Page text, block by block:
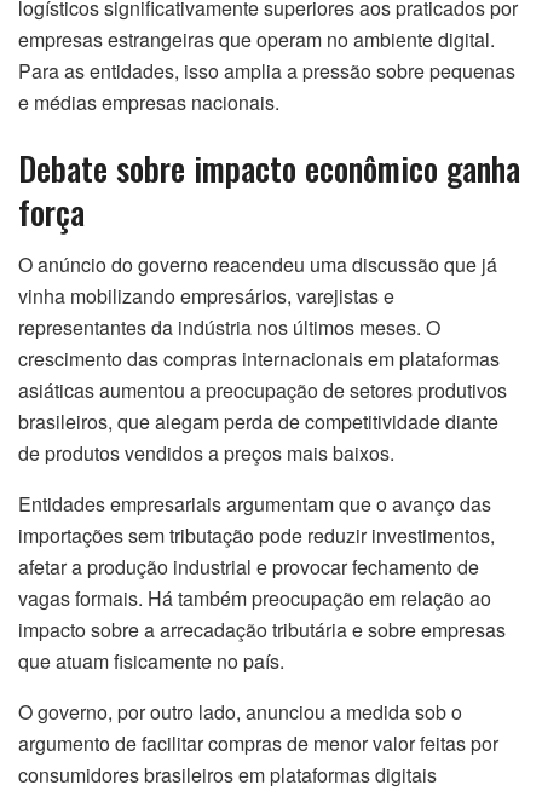
logísticos significativamente superiores aos praticados por
empresas estrangeiras que operam no ambiente digital.
Para as entidades, isso amplia a pressão sobre pequenas
e médias empresas nacionais.
Debate sobre impacto econômico ganha
força
O anúncio do governo reacendeu uma discussão que já
vinha mobilizando empresários, varejistas e
representantes da indústria nos últimos meses. O
crescimento das compras internacionais em plataformas
asiáticas aumentou a preocupação de setores produtivos
brasileiros, que alegam perda de competitividade diante
de produtos vendidos a preços mais baixos.
Entidades empresariais argumentam que o avanço das
importações sem tributação pode reduzir investimentos,
afetar a produção industrial e provocar fechamento de
vagas formais. Há também preocupação em relação ao
impacto sobre a arrecadação tributária e sobre empresas
que atuam fisicamente no país.
O governo, por outro lado, anunciou a medida sob o
argumento de facilitar compras de menor valor feitas por
consumidores brasileiros em plataformas digitais